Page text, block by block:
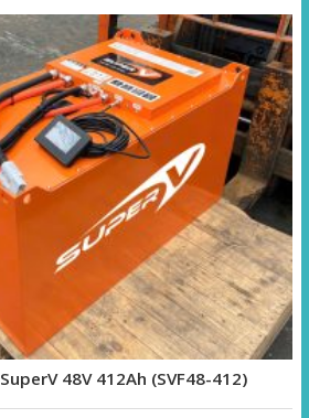
48V 412Ah (SVF48-412)